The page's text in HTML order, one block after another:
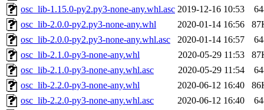
osc_lib-1.15.0-py2.py3-none-any.whl.asc 2019-12-16 10:53
osc_lib-2.0.0-py2.py3-none-any.whl
2020-01-14 16:56
osc_lib-2.0.0-py2.py3-none-any.whl.asc
2020-01-14 16:57
osc_lib-2.1.0-py3-none-any.whl
2020-05-29 11:53
osc_lib-2.1.0-py3-none-any.whl.asc
2020-05-29 11:54
osc_lib-2.2.0-py3-none-any.whl
2020-06-12 16:40
osc_lib-2.2.0-py3-none-any.whl.asc
2020-06-12 16:40